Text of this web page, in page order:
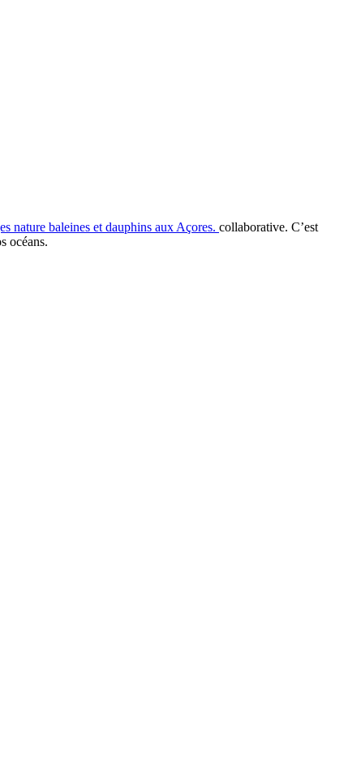
nature baleines et dauphins aux Açores. collaborative. C’est
océans.